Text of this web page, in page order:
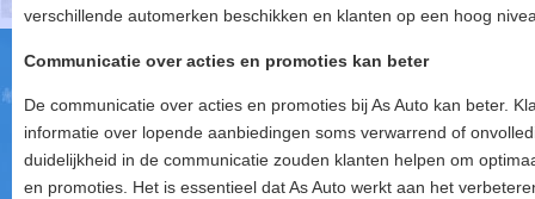
verschillende automerken beschikken en klanten op een hoog
Communicatie over acties en promoties kan beter
De communicatie over acties en promoties bij As Auto kan beter.
informatie over lopende aanbiedingen soms verwarrend of
duidelijkheid in de communicatie zouden klanten helpen om
en promoties. Het is essentieel dat As Auto werkt aan het